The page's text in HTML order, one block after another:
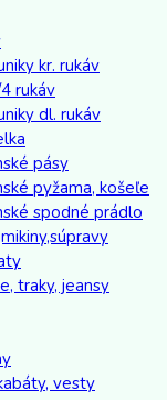
kr. rukáv
rukáv
dl. rukáv
pásy
pyžama, košeľe
spodné prádlo
traky, jeansy
vesty